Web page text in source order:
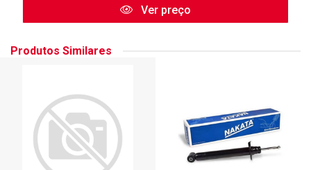
Ver preço
Produtos Similares